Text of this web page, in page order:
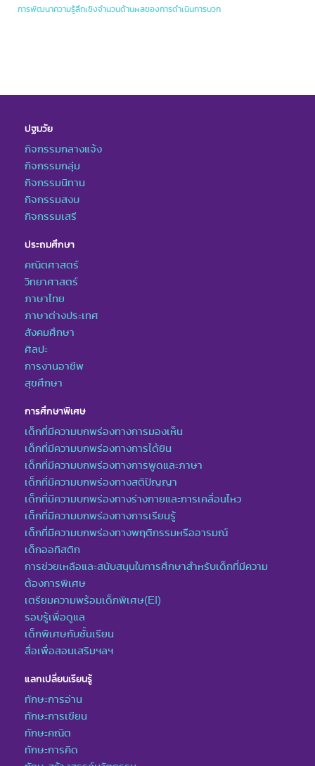
การพัฒนาความรู้ลึกเชิงจำนวนด้านผลของการดำเนินการบวก
ปฐมวัย
กิจกรรมกลางแจ้ง
กิจกรรมกลุ่ม
กิจกรรมนิทาน
กิจกรรมสงบ
กิจกรรมเสรี
ประถมศึกษา
คณิตศาสตร์
วิทยาศาสตร์
ภาษาไทย
ภาษาต่างประเทศ
สังคมศึกษา
ศิลปะ
การงานอาชีพ
สุขศึกษา
การศึกษาพิเศษ
เด็กที่มีความบกพร่องทางการมองเห็น
เด็กที่มีความบกพร่องทางการได้ยิน
เด็กที่มีความบกพร่องทางการพูดและภาษา
เด็กที่มีความบกพร่องทางสติปัญญา
เด็กที่มีความบกพร่องทางร่างกายและการเคลื่อนไหว
เด็กที่มีความบกพร่องทางการเรียนรู้
เด็กที่มีความบกพร่องทางพฤติกรรมหรืออารมณ์
เด็กออทิสติก
การช่วยเหลือและสนับสนุนในการศึกษาสำหรับเด็กที่มีความ
ต้องการพิเศษ
เตรียมความพร้อมเด็กพิเศษ(EI)
รอบรู้เพื่อดูแล
เด็กพิเศษกับชั้นเรียน
สื่อเพื่อสอนเสริมฯลฯ
แลกเปลี่ยนเรียนรู้
ทักษะการอ่าน
ทักษะการเขียน
ทักษะคณิต
ทักษะการคิด